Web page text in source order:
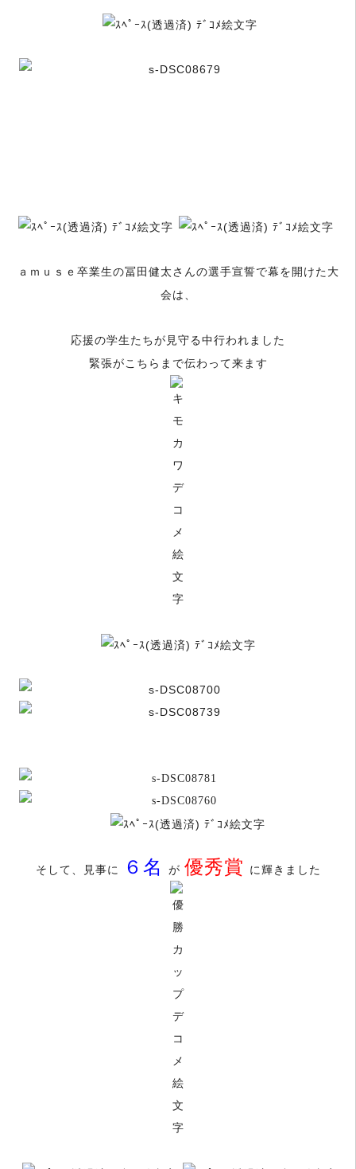
ａｍｕｓｅ卒業生の冨田健太さんの選手宣誓で幕を開けた大
会は、
応援の学生たちが見守る中行われました
緊張がこちらまで伝わって来ます
そして、見事に ６名 が 優秀賞 に輝きました